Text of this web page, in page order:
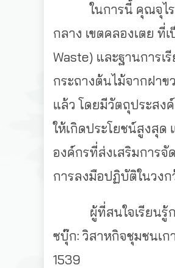
ในการนี้ คุณจุไรรัต
กลาง เขตคลองเตย
Waste) และฐานการเ
กระถางต้นไม้จากฝา
แล้ว โดยมีวัตถุประสง
ให้เกิดประโยชน์สูงสุด
องค์กรที่ส่งเสริมการจั
การลงมือปฏิบัติในวง
ผู้ที่สนใจเรียนรู้กา
ซบุ๊ก: วิสาหกิจชุมชนเก
1539